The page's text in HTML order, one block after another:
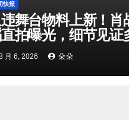
快报
舞台物料上新！肖
拍曝光，细节见证
月 6, 2026 朵朵